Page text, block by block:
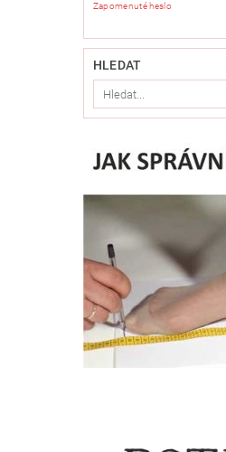
Zapomenuté heslo
HLEDAT